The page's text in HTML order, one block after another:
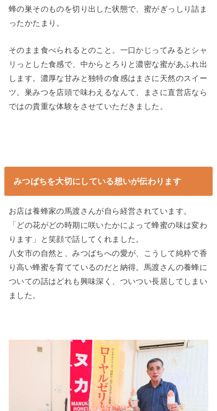
蜂の巣そのものを切り出した状態で、蜜がぎっしり詰ま
ったかたまり。
そのまま食べられるとのこと。一口かじってみるとシャ
リっとした食感で、中からとろりと濃密な蜜があふれ出
します。濃厚な甘みと独特の食感はまさに天然のスイー
ツ。巣みつを店頭で味わえるなんて、まさに直営店なら
ではの貴重な体験をさせていただきました。
みつばちを大切にしている想いが伝わります
お店は養蜂家の馬渡さんが自ら経営されています。
「どの花がどの時期に咲いたかによって蜂蜜の味は変わ
ります」と笑顔で話してくれました。
八女市の自然と、みつばちへの愛が、こうして純粋で香
り高い蜂蜜を育てているのだと納得。馬渡さんの養蜂に
ついての話はどれも興味深く、ついつい長居してしまい
ました。